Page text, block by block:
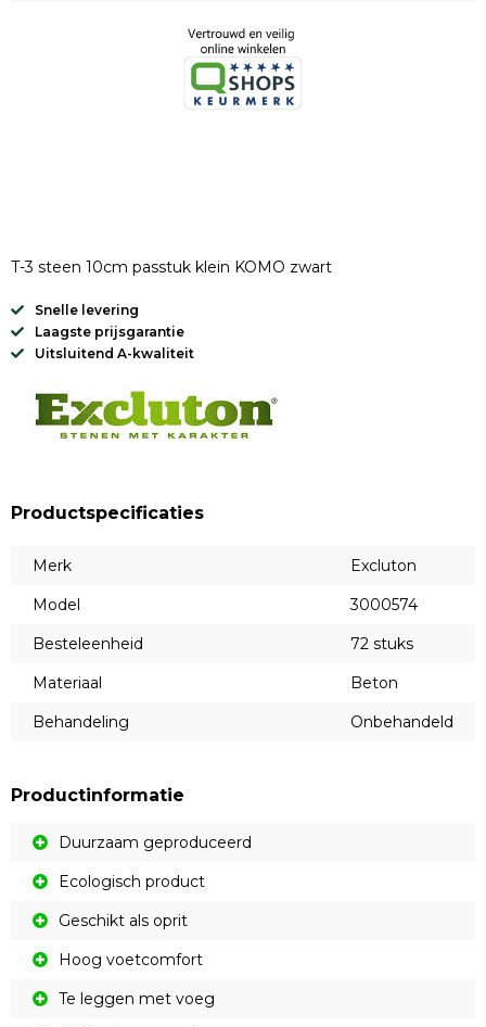
T-3 steen 10cm passtuk klein KOMO zwart
Snelle levering
Laagste prijsgarantie
Uitsluitend A-kwaliteit
Productspecificaties
Merk
Excluton
Model
3000574
Besteleenheid
72 stuks
Materiaal
Beton
Behandeling
Onbehandeld
Productinformatie
Duurzaam geproduceerd
Ecologisch product
Geschikt als oprit
Hoog voetcomfort
Te leggen met voeg